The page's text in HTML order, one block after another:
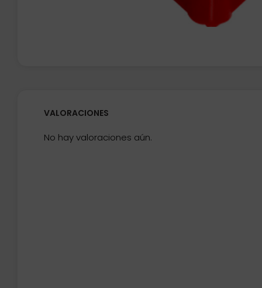
VALORACIONES
No hay valoraciones aún.